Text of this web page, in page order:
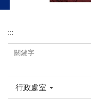
:::
行政處室